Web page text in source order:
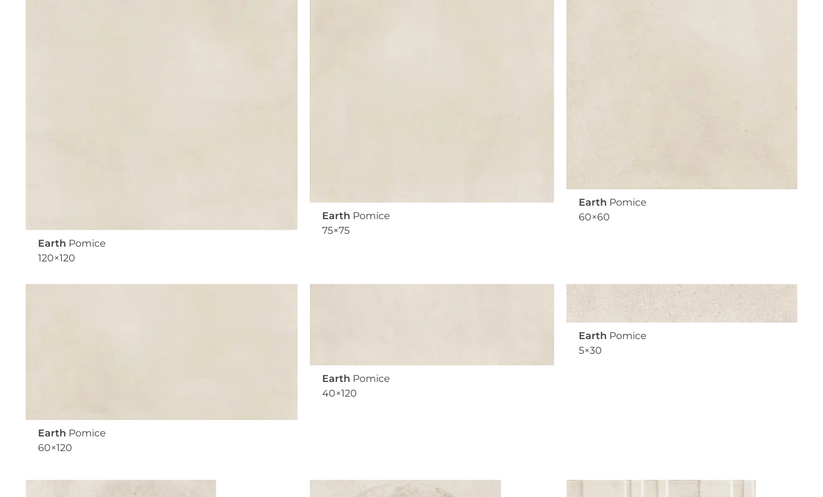
Earth Pomice
120×120
Earth Pomice
75×75
Earth Pomice
60×60
Earth Pomice
60×120
Earth Pomice
40×120
Earth Pomice
5×30